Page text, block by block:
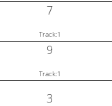
7
Track:1
9
Track:1
3